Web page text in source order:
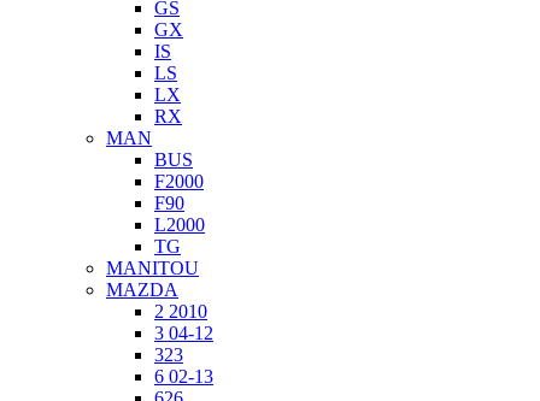
GS
GX
IS
LS
LX
RX
MAN
BUS
F2000
F90
L2000
TG
MANITOU
MAZDA
2 2010
3 04-12
323
6 02-13